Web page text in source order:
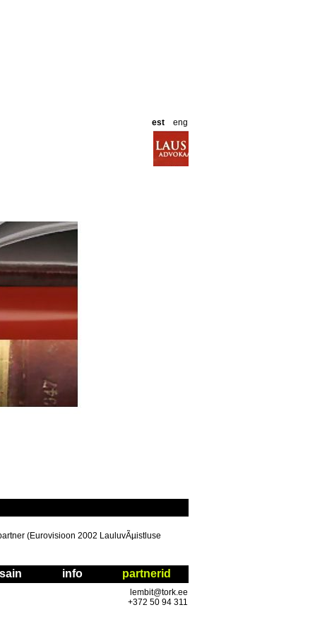
est eng
(Eurovisioon 2002 LauluvÃµistluse
info partnerid
lembit@tork.ee
+372 50 94 311